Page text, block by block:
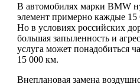
В автомобилях марки BMW
элемент примерно каждые 15
Но в условиях российских
большая запыленность и
услуга может понадобиться
15 000 км.
Внеплановая замена